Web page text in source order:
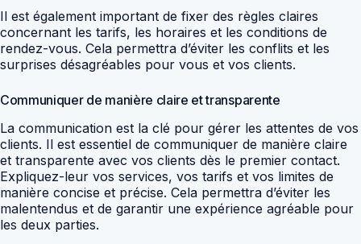
Il est également important de fixer des règles claires
concernant les tarifs, les horaires et les conditions de
rendez-vous. Cela permettra d’éviter les conflits et les
surprises désagréables pour vous et vos clients.
Communiquer de manière claire et transparente
La communication est la clé pour gérer les attentes de vos
clients. Il est essentiel de communiquer de manière claire
et transparente avec vos clients dès le premier contact.
Expliquez-leur vos services, vos tarifs et vos limites de
manière concise et précise. Cela permettra d’éviter les
malentendus et de garantir une expérience agréable pour
les deux parties.